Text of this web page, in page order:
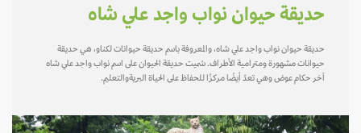
حديقة حيوان نواب واجد علي شاه
حديقة حيوان نواب واجد علي شاه، والمعروفة باسم حديقة حيوانات لكناو، هي حديقة
حيوانات مشهورة ومترامية الأطراف. سُميت حديقة الحيوان على اسم نواب واجد علي شاه
آخر حكام عوض وهي تعدّ أيضًا مركزًا للحفاظ على الحياة البريةوالتعليم.